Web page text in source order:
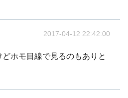
2017-04-12 22:42:00
ホモ目線で見るのもありと